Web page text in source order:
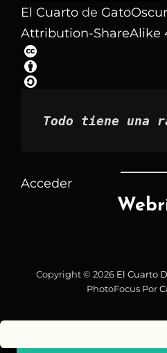
los
artículos
por
mes
El Cuarto de
Attribution-ShareAlike
Todo tiene una
Acceder
Copyright © 2026 El Cuarto
PhotoFocus Por